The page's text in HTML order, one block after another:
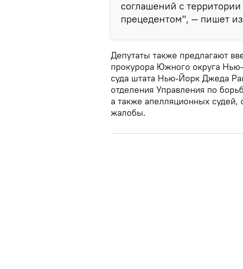
соглашений с
прецедентом", — пишет
Депутаты также предлагают
прокурора Южного округа
суда штата Нью-Йорк Джеда
отделения Управления по
а также апелляционных
жалобы.